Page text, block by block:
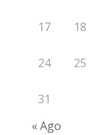
17 18
24 25
31
« Ago